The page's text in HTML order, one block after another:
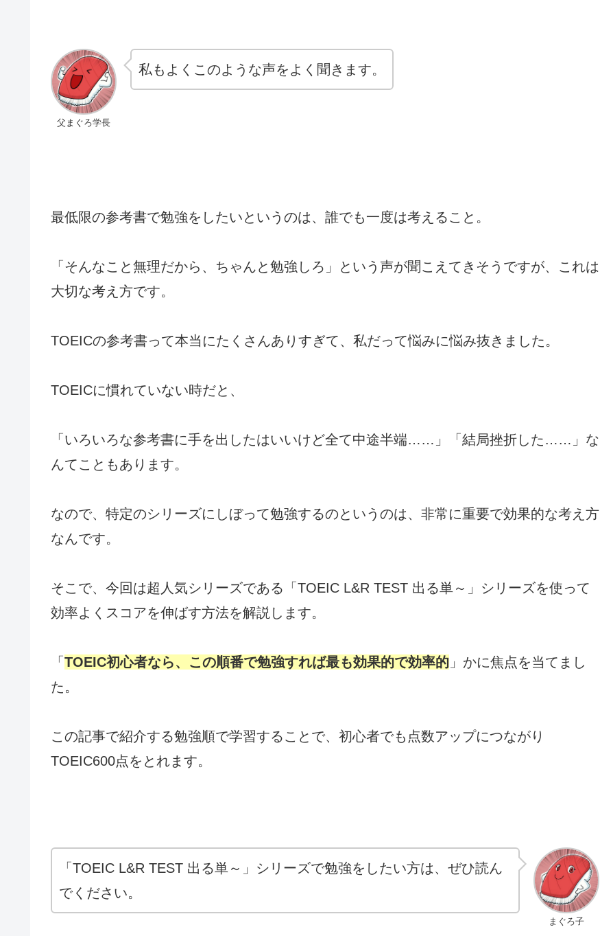
父まぐろ学長
私もよくこのような声をよく聞きます。
最低限の参考書で勉強をしたいというのは、誰でも一度は考えること。
「そんなこと無理だから、ちゃんと勉強しろ」という声が聞こえてきそうですが、これは
大切な考え方です。
TOEICの参考書って本当にたくさんありすぎて、私だって悩みに悩み抜きました。
TOEICに慣れていない時だと、
「いろいろな参考書に手を出したはいいけど全て中途半端……」「結局挫折した……」な
んてこともあります。
なので、特定のシリーズにしぼって勉強するのというのは、非常に重要で効果的な考え方
なんです。
そこで、今回は超人気シリーズである「TOEIC L&R TEST 出る単～」シリーズを使って
効率よくスコアを伸ばす方法を解説します。
「 TOEIC初心者なら、この順番で勉強すれば最も効果的で効率的 」かに焦点を当てまし
た。
この記事で紹介する勉強順で学習することで、初心者でも点数アップにつながり
TOEIC600点をとれます。
まぐろ子
「TOEIC L&R TEST 出る単～」シリーズで勉強をしたい方は、ぜひ読ん
でください。